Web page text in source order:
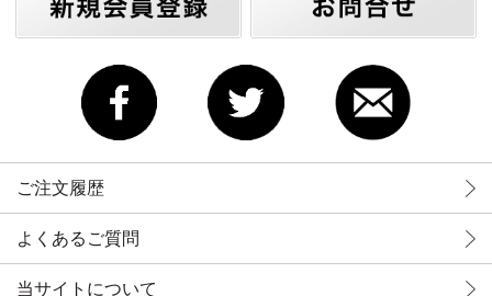
ご注文履歴
よくあるご質問
当サイトについて